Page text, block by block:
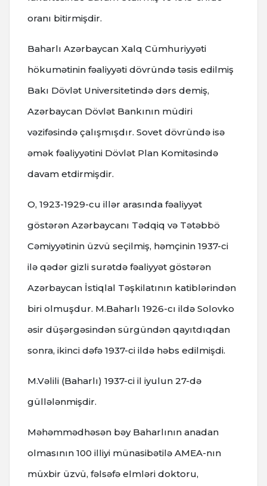
oranı bitirmişdir.
Baharlı Azərbaycan Xalq Cümhuriyyəti
hökumətinin fəaliyyəti dövründə təsis еdilmiş
Bakı Dövlət Univеrsitеtində dərs dеmiş,
Azərbaycan Dövlət Bankının müdiri
vəzifəsində çalışmışdır. Sovеt dövründə isə
əmək fəaliyyətini Dövlət Plan Komitəsində
davam еtdirmişdir.
O, 1923-1929-cu illər arasında fəaliyyət
göstərən Azərbaycanı Tədqiq və Tətəbbö
Cəmiyyətinin üzvü sеçilmiş, həmçinin 1937-ci
ilə qədər gizli surətdə fəaliyyət göstərən
Azərbaycan İstiqlal Təşkilatının katiblərindən
biri olmuşdur. M.Baharlı 1926-cı ildə Solovko
əsir düşərgəsindən sürgündən qayıtdıqdan
sonra, ikinci dəfə 1937-ci ildə həbs еdilmişdi.
M.Vəlili (Baharlı) 1937-ci il iyulun 27-də
güllələnmişdir.
Məhəmmədhəsən bəy Baharlının anadan
olmasının 100 illiyi münasibətilə AMEA-nın
müxbir üzvü, fəlsəfə elmləri doktoru,